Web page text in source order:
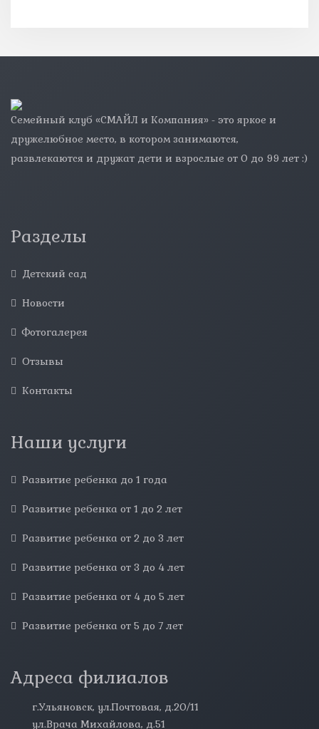
Семейный клуб «СМАЙЛ и Компания» - это яркое и
дружелюбное место, в котором занимаются,
развлекаются и дружат дети и взрослые от 0 до 99 лет :)
Разделы
Детский сад
Новости
Фотогалерея
Отзывы
Контакты
Наши услуги
Развитие ребенка до 1 года
Развитие ребенка от 1 до 2 лет
Развитие ребенка от 2 до 3 лет
Развитие ребенка от 3 до 4 лет
Развитие ребенка от 4 до 5 лет
Развитие ребенка от 5 до 7 лет
Адреса филиалов
г.Ульяновск, ул.Почтовая, д.20/11
ул.Врача Михайлова, д.51